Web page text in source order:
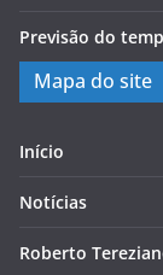
Previsão do
Mapa do site
Início
Notícias
Roberto